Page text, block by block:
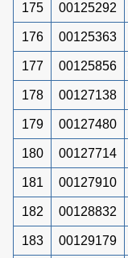
175 00125292
176 00125363
177 00125856
178 00127138
179 00127480
180 00127714
181 00127910
182 00128832
183 00129179